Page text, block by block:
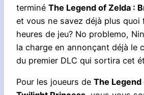
terminé The Legend of Zelda :
et vous ne savez déjà plus quoi
heures de jeu? No problemo,
la charge en annonçant déjà le
du premier DLC qui sortira cet
Pour les joueurs de The Legend